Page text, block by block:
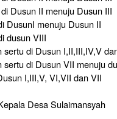
Dusun II menuju Dusun III
DusunI menuju Dusun II
dusun VIII
di Dusun I,II,III,IV,V
di Dusun VII menuju
I,III,V, VI,VII dan VII
Desa Sulaimansyah